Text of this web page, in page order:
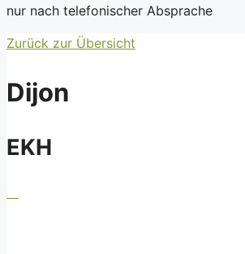
nur nach telefonischer Absprache
Zurück zur Übersicht
Dijon
EKH